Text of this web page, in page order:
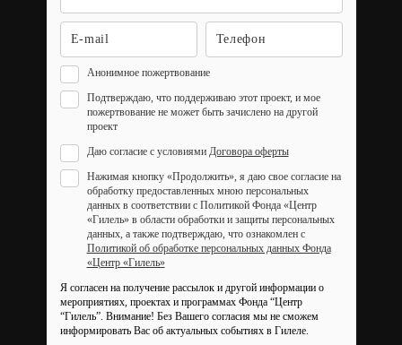
Анонимное пожертвование
Подтверждаю, что поддерживаю этот проект, и мое
пожертвование не может быть зачислено на другой
проект
Даю согласие с условиями Договора оферты
Нажимая кнопку «Продолжить», я даю свое согласие на
обработку предоставленных мною персональных
данных в соответствии с Политикой Фонда «Центр
«Гилель» в области обработки и защиты персональных
данных, а также подтверждаю, что ознакомлен с
Политикой об обработке персональных данных Фонда
«Центр «Гилель»
Я согласен на получение рассылок и другой информации о
мероприятиях, проектах и программах Фонда “Центр
“Гилель”. Внимание! Без Вашего согласия мы не сможем
информировать Вас об актуальных событиях в Гилеле.